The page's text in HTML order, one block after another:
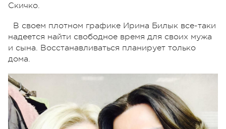
Скичко.
В своем плотном графике Ирина Билык все-таки
надеется найти свободное время для своих мужа
и сына. Восстанавливаться планирует только
дома.